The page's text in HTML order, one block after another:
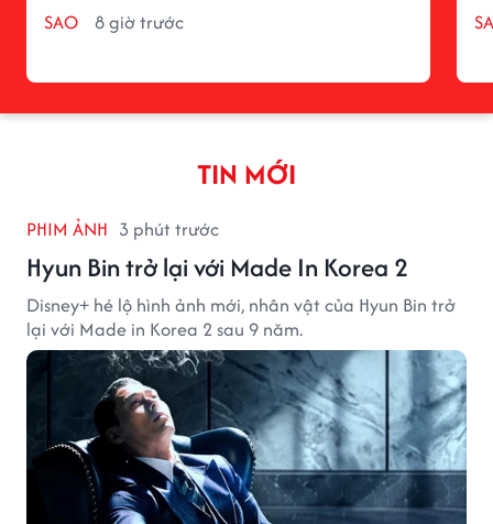
SAO 8 giờ trước
TIN MỚI
PHIM ẢNH 3 phút trước
Hyun Bin trở lại với Made In Korea 2
Disney+ hé lộ hình ảnh mới, nhân vật của Hyun Bin trở
lại với Made in Korea 2 sau 9 năm.